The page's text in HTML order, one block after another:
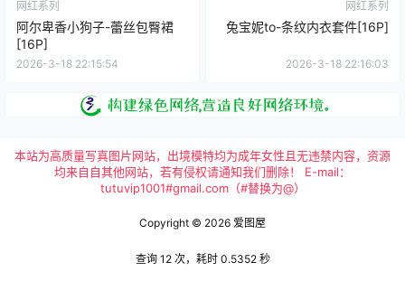
网红系列
阿尔卑香小狗子-蕾丝包臀裙
[16P]
2026-3-18 22:15:54
网红系列
兔宝妮to-条纹内衣套件[16P]
2026-3-18 22:16:03
本站为高质量写真图片网站，出境模特均为成年女性且无违禁内容，资源
均来自自其他网站，若有侵权请通知我们删除！ E-mail：
tutuvip1001#gmail.com（#替换为@）
Copyright © 2026 爱图屋
查询 12 次，耗时 0.5352 秒